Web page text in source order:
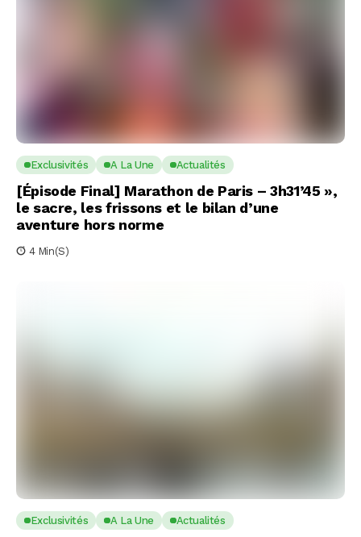
Exclusivités A La Une Actualités
[Épisode Final] Marathon de Paris – 3h31’45 »,
le sacre, les frissons et le bilan d’une
aventure hors norme
4 Min(s)
Exclusivités A La Une Actualités